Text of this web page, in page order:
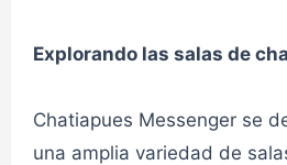
Explorando las salas de
Chatiapues Messenger se
una amplia variedad de